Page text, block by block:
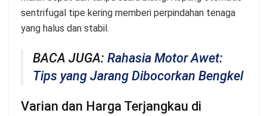
sentrifugal tipe kering memberi perpindahan tenaga
yang halus dan stabil.
BACA JUGA: Rahasia Motor Awet:
Tips yang Jarang Dibocorkan Bengkel
Varian dan Harga Terjangkau di